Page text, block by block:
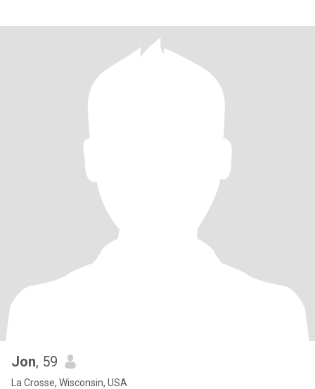
Jon, 59
La Crosse, Wisconsin, USA